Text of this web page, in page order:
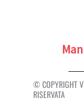
© COPYRIGHT
RISERVATA